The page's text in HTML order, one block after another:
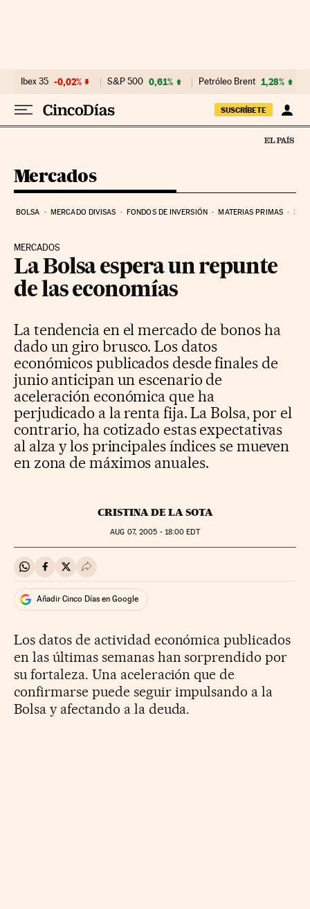
Ibex 35 -0,02% S&P 500 0,61% Petróleo Brent 1,28%
SUSCRÍBETE
Mercados
BOLSA MERCADO DIVISAS FONDOS DE INVERSIÓN MATERIAS PRIMAS
MERCADOS
La Bolsa espera un repunte
de las economías
La tendencia en el mercado de bonos ha
dado un giro brusco. Los datos
económicos publicados desde finales de
junio anticipan un escenario de
aceleración económica que ha
perjudicado a la renta fija. La Bolsa, por el
contrario, ha cotizado estas expectativas
al alza y los principales índices se mueven
en zona de máximos anuales.
CRISTINA DE LA SOTA
AUG 07, 2005 - 18:00 EDT
Compartir en Whatsapp
Compartir en Facebook
Compartir en Twitter
Desplegar Redes Sociales
Añadir Cinco Días en Google
Los datos de actividad económica publicados
en las últimas semanas han sorprendido por
su fortaleza. Una aceleración que de
confirmarse puede seguir impulsando a la
Bolsa y afectando a la deuda.